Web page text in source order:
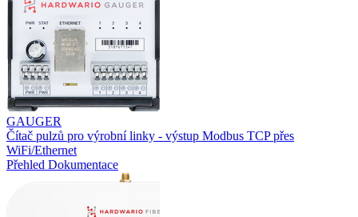
GAUGER
Čítač pulzů pro výrobní linky - výstup Modbus TCP přes
WiFi/Ethernet
Přehled Dokumentace